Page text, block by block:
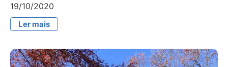
19/10/2020
Ler mais